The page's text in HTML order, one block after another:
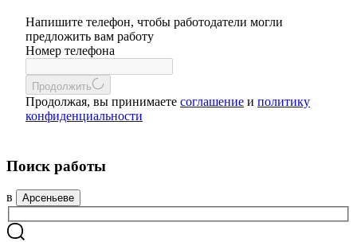
Напишите телефон, чтобы работодатели могли
предложить вам работу
Номер телефона
Продолжить
Продолжая, вы принимаете соглашение и политику
конфиденциальности
Поиск работы
в Арсеньеве